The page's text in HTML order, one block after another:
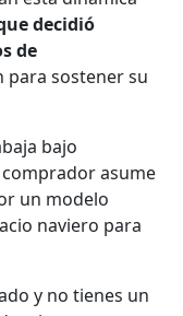
decidió
de
para sostener su
bajo
comprador asume
un modelo
naviero para
y no tienes un